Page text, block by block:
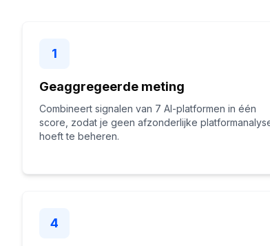
1
Geaggregeerde meting
Combineert signalen van 7 AI-platformen in één
score, zodat je geen afzonderlijke
hoeft te beheren.
4